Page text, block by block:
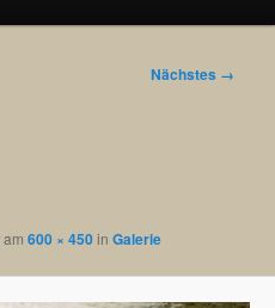
Nächstes →
am600 × 450inGalerie